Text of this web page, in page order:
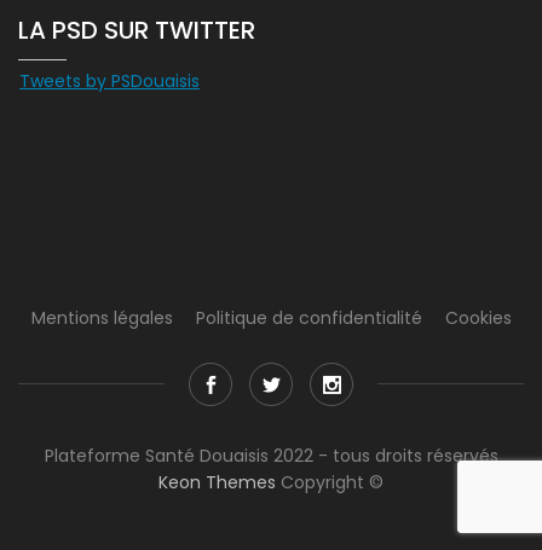
LA PSD SUR TWITTER
Tweets by PSDouaisis
Mentions légales Politique de confidentialité Cookies
Plateforme Santé Douaisis 2022 - tous droits réservés
Keon Themes Copyright ©